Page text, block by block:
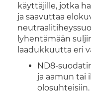
käyttäjille, jotka
ja saavuttaa
lyhentämään
laadukkuutta eri
ND8-
ja aamun tai
olosuhteisiin.